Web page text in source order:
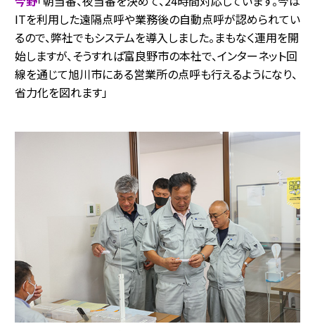
ITを利用した遠隔点呼や業務後の自動点呼が認められてい
るので、弊社でもシステムを導入しました。まもなく運用を開
始しますが、そうすれば富良野市の本社で、インターネット回
線を通じて旭川市にある営業所の点呼も行えるようになり、
省力化を図れます」